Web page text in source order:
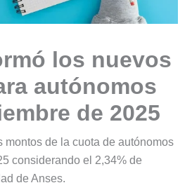
los nuevos
autónomos
de 2025
montos de la cuota de autónomos
considerando el 2,34% de
de Anses.